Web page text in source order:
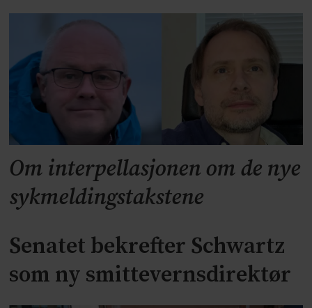
Om interpellasjonen om de nye
sykmeldingstakstene
Senatet bekrefter Schwartz
som ny smittevernsdirektør